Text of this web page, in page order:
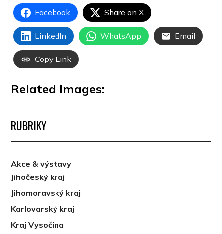
Facebook Share on X
LinkedIn WhatsApp Email
Copy Link
Related Images:
RUBRIKY
Akce & výstavy
Jihočeský kraj
Jihomoravský kraj
Karlovarský kraj
Kraj Vysočina